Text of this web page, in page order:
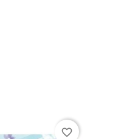
favorite_border